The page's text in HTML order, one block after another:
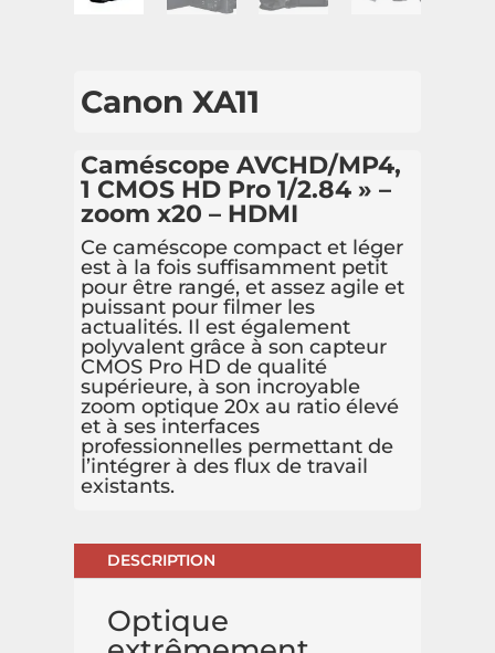
Canon XA11
Caméscope AVCHD/MP4,
1 CMOS HD Pro 1/2.84 » –
zoom x20 – HDMI
Ce caméscope compact et léger
est à la fois suffisamment petit
pour être rangé, et assez agile et
puissant pour filmer les
actualités. Il est également
polyvalent grâce à son capteur
CMOS Pro HD de qualité
supérieure, à son incroyable
zoom optique 20x au ratio élevé
et à ses interfaces
professionnelles permettant de
l’intégrer à des flux de travail
existants.
DESCRIPTION
Optique